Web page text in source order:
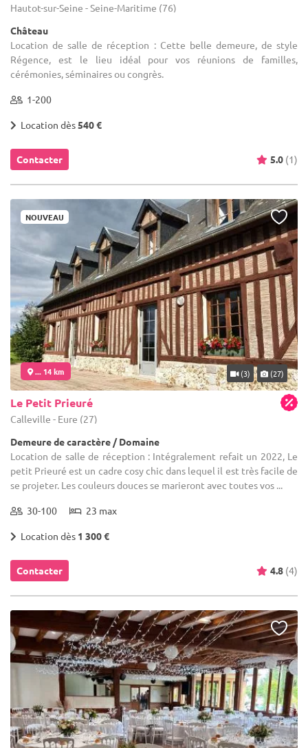
Hautot-sur-Seine - Seine-Maritime (76)
Château
Location de salle de réception : Cette belle demeure, de style
Régence, est le lieu idéal pour vos réunions de familles,
cérémonies, séminaires ou congrès.
1-200
Location dès540 €
Contacter 5.0 (1)
NOUVEAU
... 14 km (3) (27)
Le Petit Prieuré
Calleville - Eure (27)
Demeure de caractère / Domaine
Location de salle de réception : Intégralement refait un 2022, Le
petit Prieuré est un cadre cosy chic dans lequel il est très facile de
se projeter. Les couleurs douces se marieront avec toutes vos ...
30-100 23 max
Location dès 1 300 €
Contacter 4.8 (4)